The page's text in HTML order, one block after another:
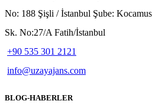
No: 188 Şişli / İstanbul Şube:
Sk. No:27/A Fatih/İstanbul
+90 535 301 2121
info@uzayajans.com
BLOG-HABERLER